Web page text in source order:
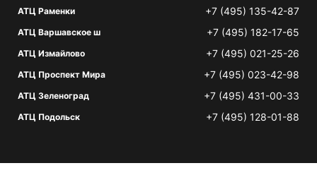
АТЦ Раменки +7 (495) 135-42-87
АТЦ Варшавское ш +7 (495) 182-17-65
АТЦ Измайлово +7 (495) 021-25-26
АТЦ Проспект Мира +7 (495) 023-42-98
АТЦ Зеленоград +7 (495) 431-00-33
АТЦ Подольск +7 (495) 128-01-88